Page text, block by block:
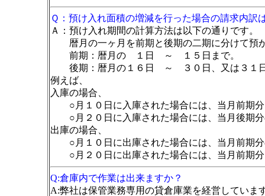
Ｑ：預け入れ面積の増減を行った場合の請求内訳
Ａ：預け入れ期間の計算方法は以下の通りです。
暦月の一ヶ月を前期と後期の二期に分けて預
前期：暦月の １日 ～ １５日まで。
後期：暦月の１６日 ～ ３０日、又は３１
例えば、
入庫の場合、
○月１０日に入庫された場合には、当月前期分
○月２０日に入庫された場合には、当月後期分
出庫の場合、
○月１０日に出庫された場合には、当月前期分
○月２０日に出庫された場合には、当月前期分
Q:倉庫内で作業は出来ますか？
A:弊社は保管業務専用の貸倉庫業を経営していま